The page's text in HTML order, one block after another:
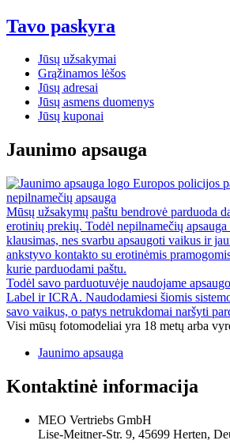
Tavo paskyra
Jūsų užsakymai
Grąžinamos lėšos
Jūsų adresai
Jūsų asmens duomenys
Jūsų kuponai
Jaunimo apsauga
Europos policijos
nepilnamečių apsauga
Mūsų užsakymų paštu bendrovė parduoda
erotinių prekių. Todėl nepilnamečių
klausimas, nes svarbu apsaugoti vaikus ir
ankstyvo kontakto su erotinėmis
kurie parduodami paštu.
Todėl savo parduotuvėje naudojame
Label ir ICRA. Naudodamiesi šiomis
savo vaikus, o patys netrukdomai naršyti
Visi mūsų fotomodeliai yra 18 metų arba
Jaunimo apsauga
Kontaktinė informacija
MEO Vertriebs GmbH
Lise-Meitner-Str. 9, 45699 Herten,